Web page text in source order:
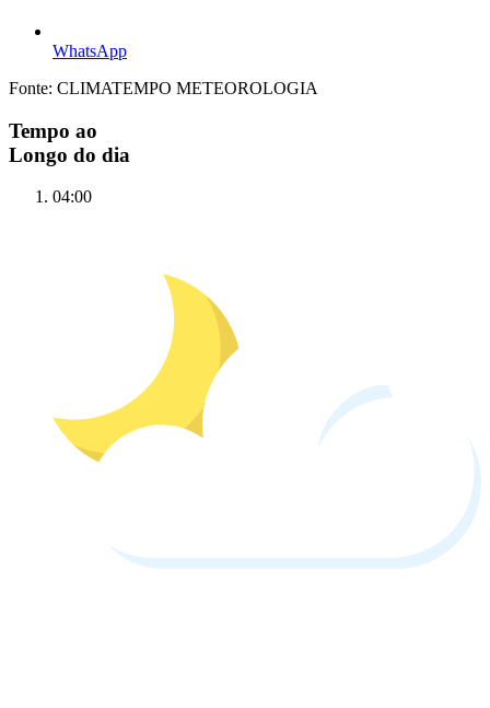
WhatsApp
Fonte: CLIMATEMPO METEOROLOGIA
Tempo ao
Longo do dia
04:00